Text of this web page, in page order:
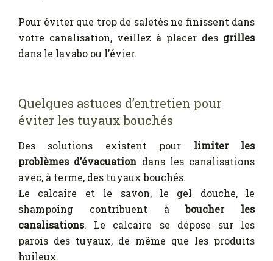
Pour éviter que trop de saletés ne finissent dans
votre canalisation, veillez à placer des grilles
dans le lavabo ou l’évier.
Quelques astuces d’entretien pour
éviter les tuyaux bouchés
Des solutions existent pour limiter les
problèmes d’évacuation dans les canalisations
avec, à terme, des tuyaux bouchés.
Le calcaire et le savon, le gel douche, le
shampoing contribuent àboucher les
canalisations. Le calcaire se dépose sur les
parois des tuyaux, de même que les produits
huileux.